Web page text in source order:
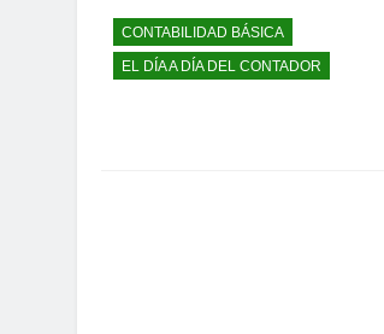
CONTABILIDAD BÁSICA
EL DÍA A DÍA DEL CONTADOR